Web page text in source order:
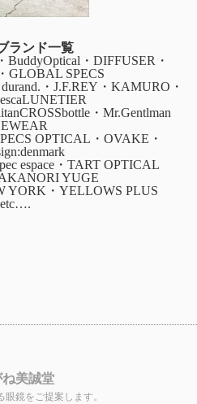
ランド一覧
・DIFFUSER・
GLOBAL SPECS
・J.F.REY・KAMURO・
・Mr.Gentlman
OPTICAL・OVAKE・
espace・TART OPTICAL
YUGE
YORK・YELLOWS PLUS
etc….
美誠堂
鏡をご提案します。